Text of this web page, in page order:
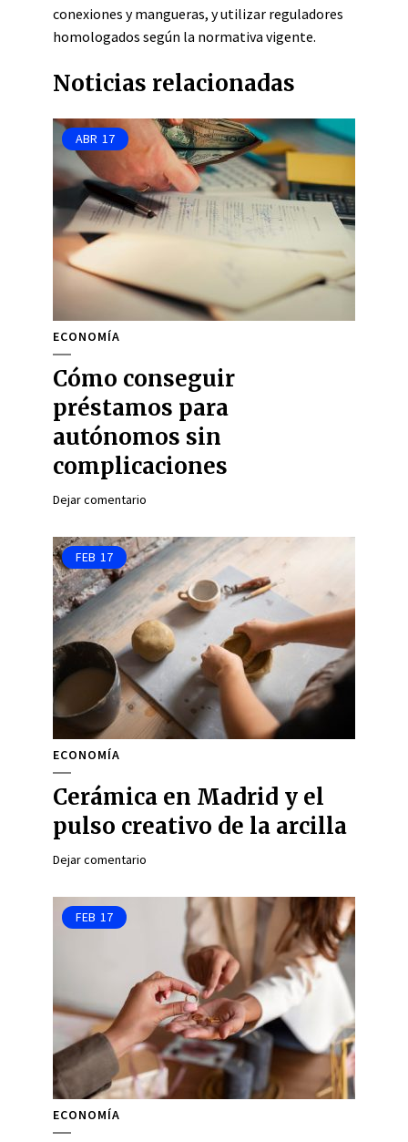
conexiones y mangueras, y utilizar reguladores
homologados según la normativa vigente.
Noticias relacionadas
ABR 17
ECONOMÍA
Cómo conseguir
préstamos para
autónomos sin
complicaciones
Dejar comentario
FEB 17
ECONOMÍA
Cerámica en Madrid y el
pulso creativo de la arcilla
Dejar comentario
FEB 17
ECONOMÍA